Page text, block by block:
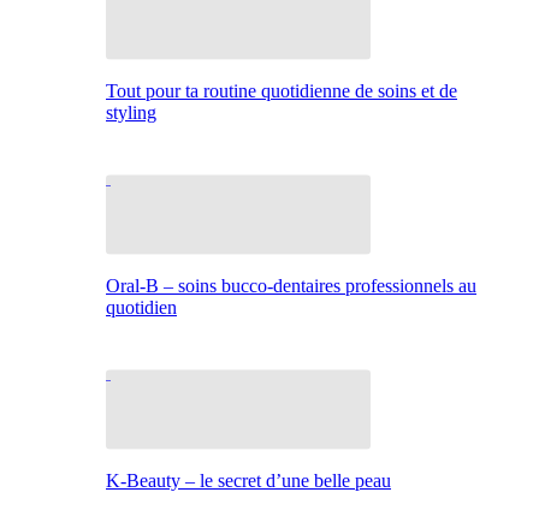
Tout pour ta routine quotidienne de soins et de
styling
Oral-B – soins bucco-dentaires professionnels au
quotidien
K-Beauty – le secret d’une belle peau